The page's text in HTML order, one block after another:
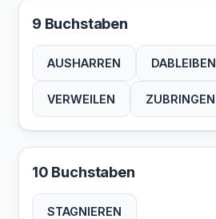
9 Buchstaben
AUSHARREN DABLEIBEN
VERWEILEN ZUBRINGEN
10 Buchstaben
STAGNIEREN